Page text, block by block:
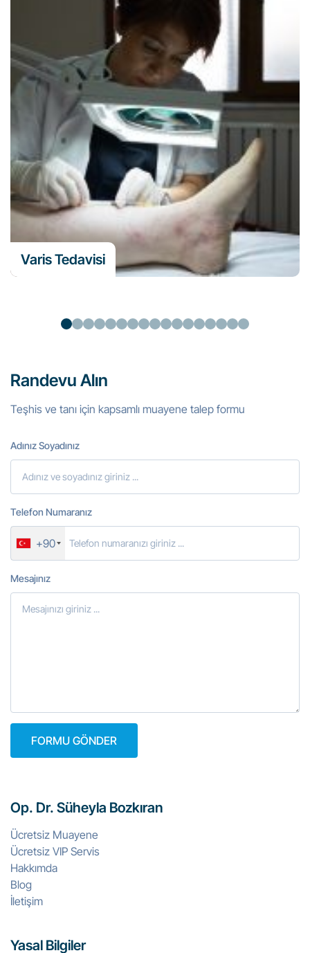
Varis Tedavisi
Randevu Alın
Teşhis ve tanı için kapsamlı muayene talep formu
Adınız Soyadınız
Telefon Numaranız
+90
Mesajınız
Op. Dr. Süheyla Bozkıran
Ücretsiz Muayene
Ücretsiz VIP Servis
Hakkımda
Blog
İletişim
Yasal Bilgiler